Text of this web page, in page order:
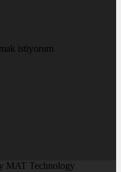
istiyorum
MAT Technology